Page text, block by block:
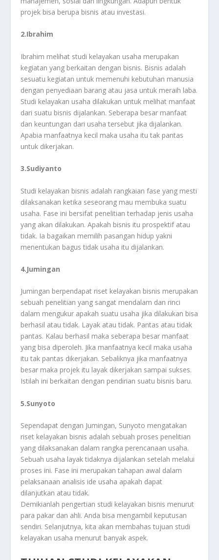
projek bisa berupa bisnis atau investasi.
2.Ibrahim
Ibrahim melihat studi kelayakan usaha merupakan
kegiatan yang berkaitan dengan bisnis. Bisnis adalah
sesuatu kegiatan untuk memenuhi kebutuhan manusia
dengan penyediaan barang atau jasa untuk meraih laba.
Studi kelayakan usaha dilakukan untuk melihat manfaat
dari suatu bisnis dijalankan. Seberapa besar manfaat
dan keuntungan dari usaha tersebut jika dijalankan.
Apabia manfaatnya kecil maka usaha itu tak pantas
untuk dikerjakan.
3.Sudiyanto
Studi kelayakan bisnis adalah rangkaian fase yang mesti
dilaksanakan ketika seseorang mau membuka suatu
usaha. Fase ini bersifat penelitian terhadap jenis usaha
yang akan dilakukan. Apakah bisnis itu prospektif atau
tidak. Ia bagaikan memilih pasangan hidup yakni
menentukan bagus tidak usaha itu dijalankan.
4.Jumingan
Jumingan berpendapat riset kelayakan bisnis merupakan
sebuah penelitian yang sangat mendalam dan rinci
dalam mengukur apakah suatu usaha jika dilakukan bisa
berhasil atau tidak. Layak atau tidak. Pantas atau tidak
pantas. Kalau berhasil maka seberapa besar manfaat
yang bisa diperoleh. Jika manfaatnya kecil maka usaha
itu tak pantas dikerjakan. Sebaliknya jika manfaatnya
besar maka projek itu layak dikerjakan sampai sukses.
Istilah ini berkaitan dengan pendirian suatu bisnis baru.
5.Sunyoto
Sependapat dengan Jumingan, Sunyoto mengatakan
riset kelayakan bisnis adalah sebuah proses penelitian
yang dilaksanakan dalam rangka perencanaan usaha.
Sebuah usaha layak tidaknya dijalankan setelah melalui
proses ini. Fase ini merupakan tahapan awal dalam
pelaksanaan analisis ide usaha apakah dapat
dilanjutkan atau tidak.
Demikianlah pengertian studi kelayakan bisnis menurut
para pakar dan ahli. Anda bisa mengambil keputusan
sendiri. Selanjutnya, kita akan membahas tujuan studi
kelayakan usaha menurut banyak aspek.